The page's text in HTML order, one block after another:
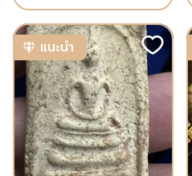
แนะนำ